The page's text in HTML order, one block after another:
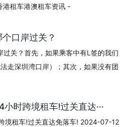
港租车港澳租车资讯 -
口岸过关？
关？首先，如果乘客中有L签的我们
走深圳湾口岸）；其次，如果没有团
时跨境租车!过关直达···
境租车!过关直达免落车! 2024-07-12